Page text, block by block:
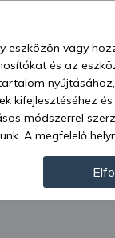
a Kelet-Agro Kft.
hogy
eszközön vagy
és az
kifejlesztéséhez
módszerrel
A megfelelő
bizonyos
ilyen jellegű